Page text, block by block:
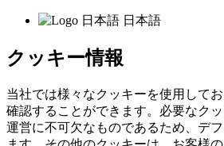
日本語
クッキー情報
当社では様々なクッキーを使用して
確認することができます。必要なク
運営に不可欠なものであるため、デ